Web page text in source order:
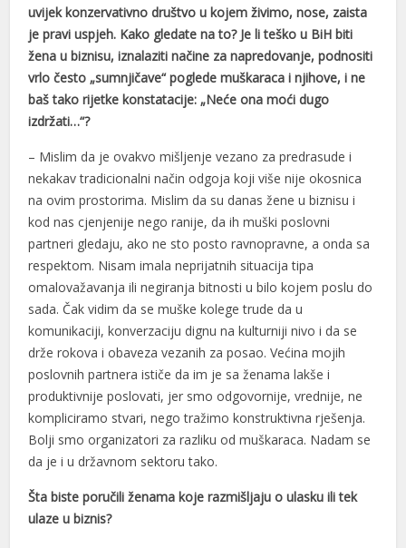
panel
panel
satın al
panel
panel
panel
panel
panel
panel
uvijek konzervativno društvo u kojem živimo, nose, zaista
je pravi uspjeh. Kako gledate na to? Je li teško u BiH biti
žena u biznisu, iznalaziti načine za napredovanje, podnositi
vrlo često „sumnjičave“ poglede muškaraca i njihove, i ne
baš tako rijetke konstatacije: „Neće ona moći dugo
izdržati…“?
– Mislim da je ovakvo mišljenje vezano za predrasude i
nekakav tradicionalni način odgoja koji više nije okosnica
na ovim prostorima. Mislim da su danas žene u biznisu i
kod nas cjenjenije nego ranije, da ih muški poslovni
partneri gledaju, ako ne sto posto ravnopravne, a onda sa
respektom. Nisam imala neprijatnih situacija tipa
omalovažavanja ili negiranja bitnosti u bilo kojem poslu do
sada. Čak vidim da se muške kolege trude da u
komunikaciji, konverzaciju dignu na kulturniji nivo i da se
drže rokova i obaveza vezanih za posao. Većina mojih
poslovnih partnera ističe da im je sa ženama lakše i
produktivnije poslovati, jer smo odgovornije, vrednije, ne
kompliciramo stvari, nego tražimo konstruktivna rješenja.
Bolji smo organizatori za razliku od muškaraca. Nadam se
da je i u državnom sektoru tako.
Šta biste poručili ženama koje razmišljaju o ulasku ili tek
ulaze u biznis?